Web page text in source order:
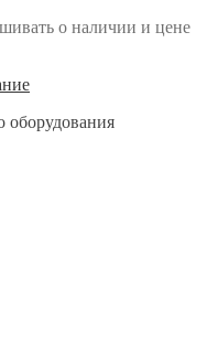
о наличии и цене